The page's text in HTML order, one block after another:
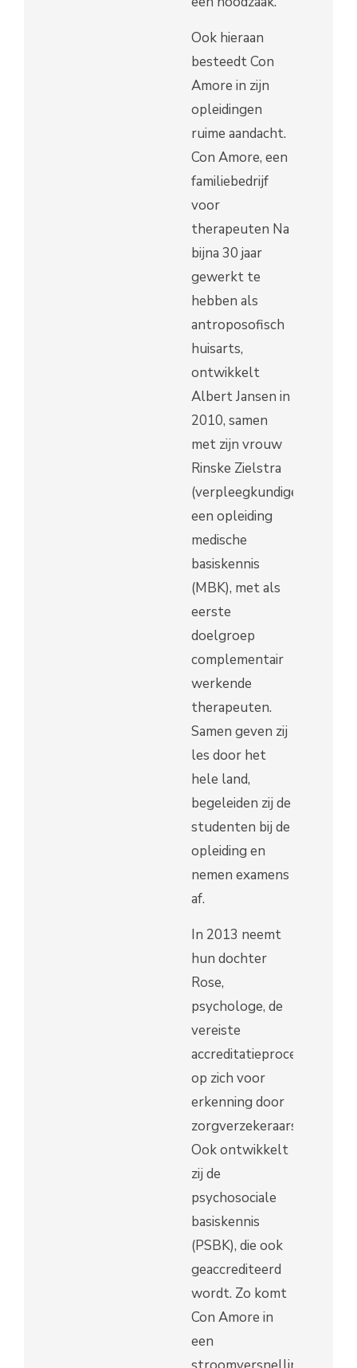
Ook hieraan
besteedt Con
Amore in zijn
opleidingen
ruime aandacht.
Con Amore, een
familiebedrijf
voor
therapeuten Na
bijna 30 jaar
gewerkt te
hebben als
antroposofisch
huisarts,
ontwikkelt
Albert Jansen in
2010, samen
met zijn vrouw
Rinske Zielstra
(verpleegkundige),
een opleiding
medische
basiskennis
(MBK), met als
eerste
doelgroep
complementair
werkende
therapeuten.
Samen geven zij
les door het
hele land,
begeleiden zij de
studenten bij de
opleiding en
nemen examens
af.
In 2013 neemt
hun dochter
Rose,
psychologe, de
vereiste
accreditatieprocedure
op zich voor
erkenning door
zorgverzekeraars.
Ook ontwikkelt
zij de
psychosociale
basiskennis
(PSBK), die ook
geaccrediteerd
wordt. Zo komt
Con Amore in
een